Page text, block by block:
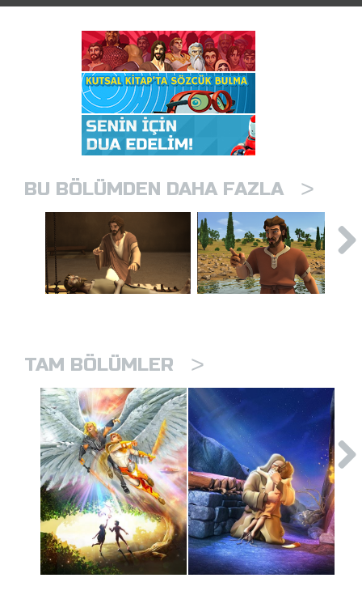
BU BÖLÜMDEN DAHA FAZLA >
TAM BÖLÜMLER >